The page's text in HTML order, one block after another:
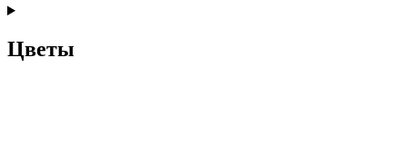
Цветы